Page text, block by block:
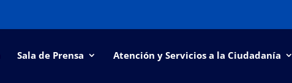
Sala de Prensa Atención y Servicios a la Ciudadanía